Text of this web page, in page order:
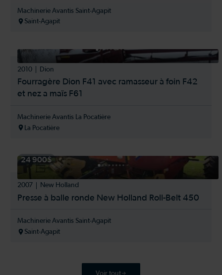
Machinerie Avantis Saint-Agapit
Saint-Agapit
2010 Dion
Fourragère Dion F41 avec ramasseur à foin F42
et nez a maïs F61
Machinerie Avantis La Pocatière
La Pocatière
24 900$
2007 New Holland
Presse à balle ronde New Holland Roll-Belt 450
Machinerie Avantis Saint-Agapit
Saint-Agapit